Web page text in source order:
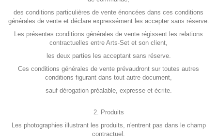
des conditions particulières de vente énoncées dans ces conditions
générales de vente et déclare expressément les accepter sans réserve.
Les présentes conditions générales de vente régissent les relations
contractuelles entre Arts-Set et son client,
les deux parties les acceptant sans réserve.
Ces conditions générales de vente prévaudront sur toutes autres
conditions figurant dans tout autre document,
sauf dérogation préalable, expresse et écrite.
2. Produits
Les photographies illustrant les produits, n'entrent pas dans le champ
contractuel.